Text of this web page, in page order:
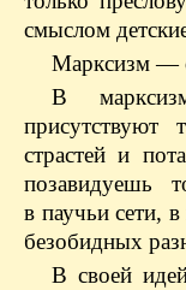
смыслом
Марксизм —
В
присутствуют
страстей и
позавидуешь
в паучьи сети,
безобидных
В своей